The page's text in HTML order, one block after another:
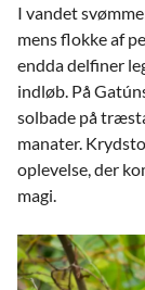
I vandet
mens flokke af
endda delfiner
indløb. På
solbade på
manater.
oplevelse, der
magi.